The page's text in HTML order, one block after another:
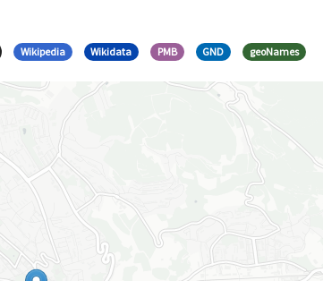
Wikipedia Wikidata PMB GND geoNames